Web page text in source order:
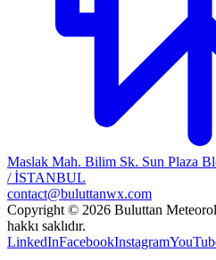
Maslak Mah. Bilim Sk. Sun Plaza
/ İSTANBUL
contact@buluttanwx.com
Copyright © 2026 Buluttan
hakkı saklıdır.
LinkedInFacebookInstagram